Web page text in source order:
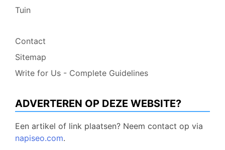
Tuin
Contact
Sitemap
Write for Us - Complete Guidelines
ADVERTEREN OP DEZE WEBSITE?
Een artikel of link plaatsen? Neem contact op via
napiseo.com.